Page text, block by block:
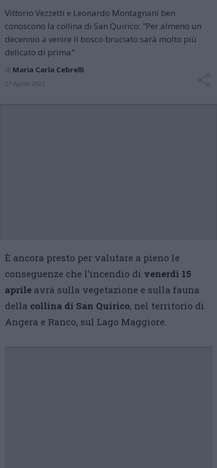
Vittorio Vezzetti e Leonardo Montagnani ben
conoscono la collina di San Quirico: "Per almeno un
decennio a venire il bosco bruciato sarà molto più
delicato di prima"
di Maria Carla Cebrelli
27 Aprile 2022
È ancora presto per valutare a pieno le
conseguenze che l’incendio di venerdì 15
aprile avrà sulla vegetazione e sulla fauna
della collina di San Quirico, nel territorio di
Angera e Ranco, sul Lago Maggiore.